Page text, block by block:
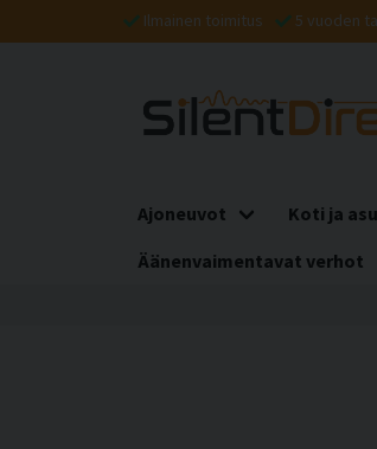
Ilmainen toimitus 5 vuoden
Ajoneuvot Koti ja
Äänenvaimentavat verhot